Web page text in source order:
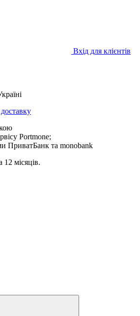
Вхід для клієнтів
Portmone;
ПриватБанк та monobank
12 місяців.